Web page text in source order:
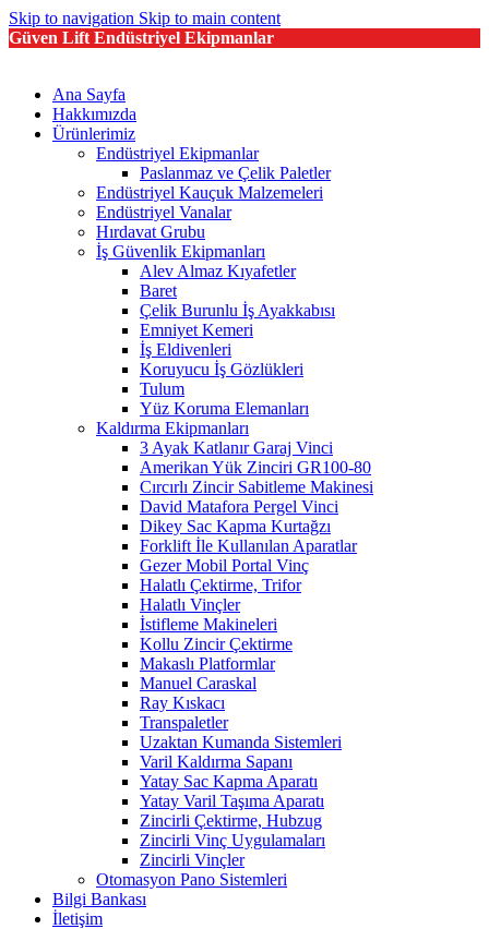
Skip to navigation Skip to main content
Güven Lift Endüstriyel Ekipmanlar
Ana Sayfa
Hakkımızda
Ürünlerimiz
Endüstriyel Ekipmanlar
Paslanmaz ve Çelik Paletler
Endüstriyel Kauçuk Malzemeleri
Endüstriyel Vanalar
Hırdavat Grubu
İş Güvenlik Ekipmanları
Alev Almaz Kıyafetler
Baret
Çelik Burunlu İş Ayakkabısı
Emniyet Kemeri
İş Eldivenleri
Koruyucu İş Gözlükleri
Tulum
Yüz Koruma Elemanları
Kaldırma Ekipmanları
3 Ayak Katlanır Garaj Vinci
Amerikan Yük Zinciri GR100-80
Cırcırlı Zincir Sabitleme Makinesi
David Matafora Pergel Vinci
Dikey Sac Kapma Kurtağzı
Forklift İle Kullanılan Aparatlar
Gezer Mobil Portal Vinç
Halatlı Çektirme, Trifor
Halatlı Vinçler
İstifleme Makineleri
Kollu Zincir Çektirme
Makaslı Platformlar
Manuel Caraskal
Ray Kıskacı
Transpaletler
Uzaktan Kumanda Sistemleri
Varil Kaldırma Sapanı
Yatay Sac Kapma Aparatı
Yatay Varil Taşıma Aparatı
Zincirli Çektirme, Hubzug
Zincirli Vinç Uygulamaları
Zincirli Vinçler
Otomasyon Pano Sistemleri
Bilgi Bankası
İletişim